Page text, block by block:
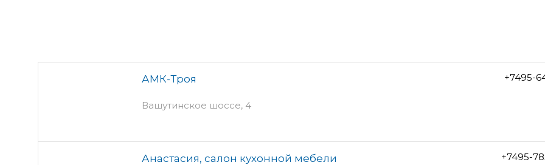
АМК-Троя
Вашутинское шоссе, 4
+7495-
Анастасия, салон кухонной мебели +7495-